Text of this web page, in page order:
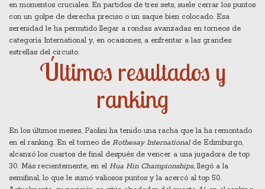
en momentos cruciales. En partidos de tres sets, suele cerrar los puntos
con un golpe de derecha preciso o un saque bien colocado. Esa
serenidad le ha permitido llegar a rondas avanzadas en torneos de
categoría International y, en ocasiones, a enfrentar a las grandes
estrellas del circuito.
Últimos resultados y
ranking
En los últimos meses, Paolini ha tenido una racha que la ha remontado
en el ranking. En el torneo de Rothesay Internationalde Edimburgo,
alcanzó los cuartos de final después de vencer a una jugadora de top
30. Más recientemente, en el Hua Hin Championships, llegó a la
semifinal, lo que le sumó valiosos puntos y la acercó al top 50.